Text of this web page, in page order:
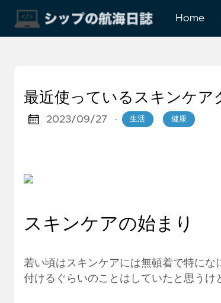
Home
最近使っているスキンケア
2023/09/27 · 生活 健康
スキンケアの始まり
若い頃はスキンケアには無頓着で特に
付けるぐらいのことはしていたと思うけ